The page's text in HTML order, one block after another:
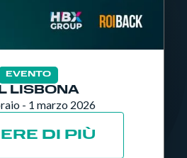
EVENTO
LISBONA
- 1 marzo 2026
DI PIÙ